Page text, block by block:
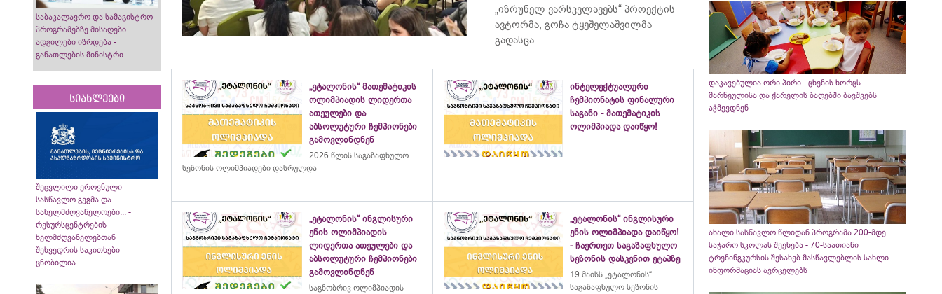
საბაკალავრო და სამაგისტრო
პროგრამებზე მისაღები
ადგილები იზრდება -
განათლების მინისტრი
სიახლეები
შეცვლილი ეროვნული
სასწავლო გეგმა და
სახელმძღვანელოები... -
რესურსცენტრების
ხელმძღვანელებთან
შეხვედრის საკითხები
ცნობილია
„იზრუნელ ვარსკვლავებს“ პროექტის
ავტორმა, გოჩა ტყეშელაშვილმა
გადასცა
„ეტალონის“ მათემატიკის
ოლიმპიადის ლიდერთა
ათეულები და
აბსოლუტური ჩემპიონები
გამოვლინდნენ
2026 წლის საგაზაფხულო
სეზონის ოლიმპიადები დასრულდა
ინტელექტუალური
ჩემპიონატის ფინალური
საგანი - მათემატიკის
ოლიმპიადა დაიწყო!
„ეტალონის“ ინგლისური
ენის ოლიმპიადის
ლიდერთა ათეულები და
აბსოლუტური ჩემპიონები
გამოვლინდნენ
საგნობრივ ოლიმპიადის
„ეტალონის“ ინგლისური
ენის ოლიმპიადა დაიწყო!
- ჩაერთეთ საგაზაფხულო
სეზონის დასკვნით ეტაპზე
19 მაისს „ეტალონის“
საგაზაფხულო სეზონის
დაკავებულია ორი პირი - ცხენის ხორცს
მარნეულისა და ქარელის ბაღებში ბავშვებს
აჭმევდნენ
ახალი სასწავლო წლიდან პროგრამა 200-მდე
საჯარო სკოლას შეეხება - 70-საათიანი
ტრენინგკურსის შესახებ მასწავლებლის სახლი
ინფორმაციას ავრცელებს